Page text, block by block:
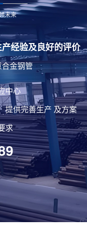
未来
经验及良好的评价
金钢管
中心
提供完善生产 及方案
求
些
特性被多行业广泛应